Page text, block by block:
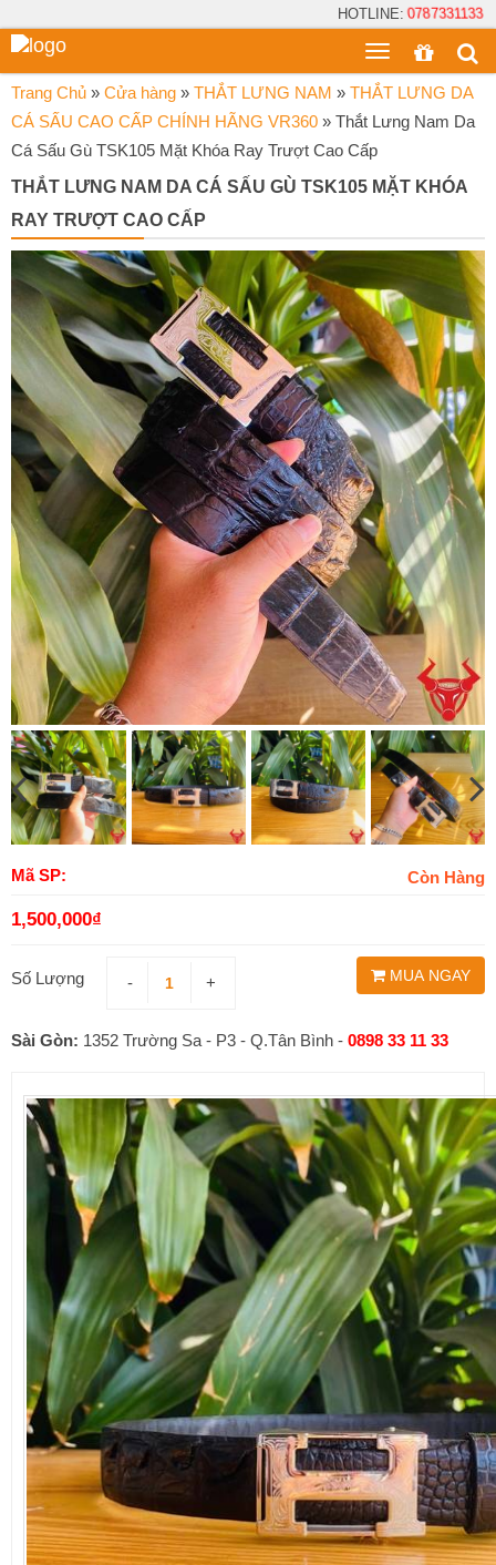
HOTLINE:0787331133
Toggle
menu
Trang Chủ » Cửa hàng » THẮT LƯNG NAM » THẮT LƯNG DA
CÁ SẤU CAO CẤP CHÍNH HÃNG VR360 » Thắt Lưng Nam Da
Cá Sấu Gù TSK105 Mặt Khóa Ray Trượt Cao Cấp
THẮT LƯNG NAM DA CÁ SẤU GÙ TSK105 MẶT KHÓA
RAY TRƯỢT CAO CẤP
Mã SP: Còn Hàng
1,500,000₫
Số Lượng - + MUA NGAY
Sài Gòn: 1352 Trường Sa - P3 - Q.Tân Bình - 0898 33 11 33